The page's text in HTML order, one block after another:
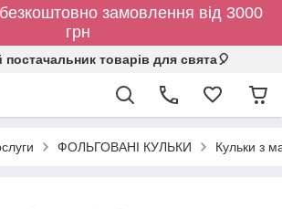
замовлення від 3000
грн
товарів для свята🎈
ФОЛЬГОВАНІ КУЛЬКИ Кульки з